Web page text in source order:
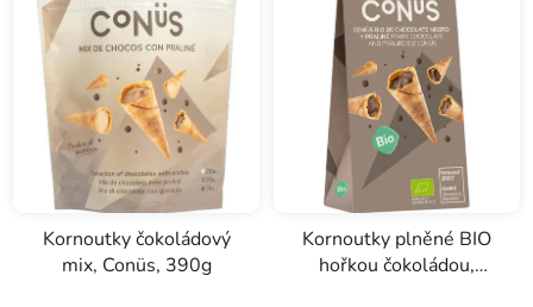
Kornoutky čokoládový
mix, Conüs, 390g
Kornoutky plněné BIO
hořkou čokoládou,